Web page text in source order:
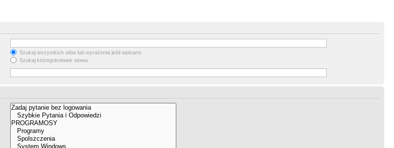
Szukaj wszystkich słów lub wyrażenia jeśli wpisano
Szukaj któregokolwiek słowa